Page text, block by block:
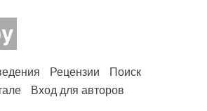
Рецензии
Поиск
Вход для авторов